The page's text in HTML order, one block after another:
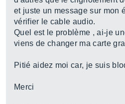
et juste un message sur mon
vérifier le cable audio.
Quel est le problème , ai-je
viens de changer ma carte
Pitié aidez moi car, je suis
Merci